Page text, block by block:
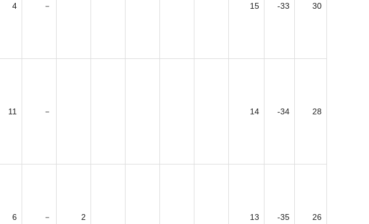
4 － 15 -33 30
11 － 14 -34 28
6 － 2 13 -35 26